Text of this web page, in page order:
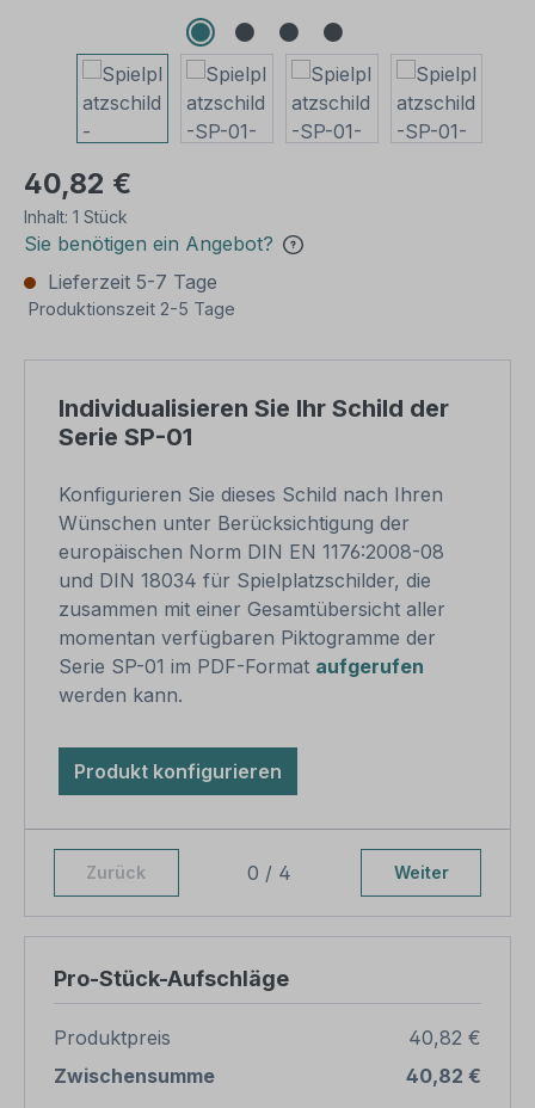
40,82 €
Inhalt: 1 Stück
Sie benötigen ein Angebot?
Lieferzeit 5-7 Tage
Produktionszeit 2-5 Tage
Individualisieren Sie Ihr Schild der
Serie SP-01
Konfigurieren Sie dieses Schild nach Ihren
Wünschen unter Berücksichtigung der
europäischen Norm DIN EN 1176:2008-08
und DIN 18034 für Spielplatzschilder, die
zusammen mit einer Gesamtübersicht aller
momentan verfügbaren Piktogramme der
Serie SP-01 im PDF-Format aufgerufen
werden kann.
Produkt konfigurieren
Zurück 0 / 4 Weiter
Pro-Stück-Aufschläge
Produktpreis
40,82 €
Zwischensumme
40,82 €